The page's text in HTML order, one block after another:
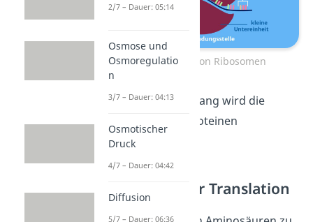
Die Funktion von Ribosomen
Durch diesen Vorgang wird die
Produktion von Proteinen
beschleunigt.
Der Ablauf der Translation
2/7 – Dauer: 05:14
Osmose und
Osmoregulatio
n
3/7 – Dauer: 04:13
Osmotischer
Druck
4/7 – Dauer: 04:42
Diffusion
5/7 – Dauer: 06:36